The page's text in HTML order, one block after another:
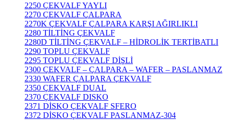
2250 ÇEKVALF YAYLI
2270 ÇEKVALF ÇALPARA
2270K ÇEKVALF ÇALPARA KARŞI AĞIRLIKLI
2280 TİLTİNG ÇEKVALF
2280D TİLTİNG ÇEKVALF – HİDROLİK TERTİBATLI
2290 TOPLU ÇEKVALF
2295 TOPLU ÇEKVALF DİŞLİ
2300 ÇEKVALF – ÇALPARA – WAFER – PASLANMAZ
2330 WAFER ÇALPARA ÇEKVALF
2350 ÇEKVALF DUAL
2370 ÇEKVALF DISKO
2371 DİSKO ÇEKVALF SFERO
2372 DİSKO ÇEKVALF PASLANMAZ-304